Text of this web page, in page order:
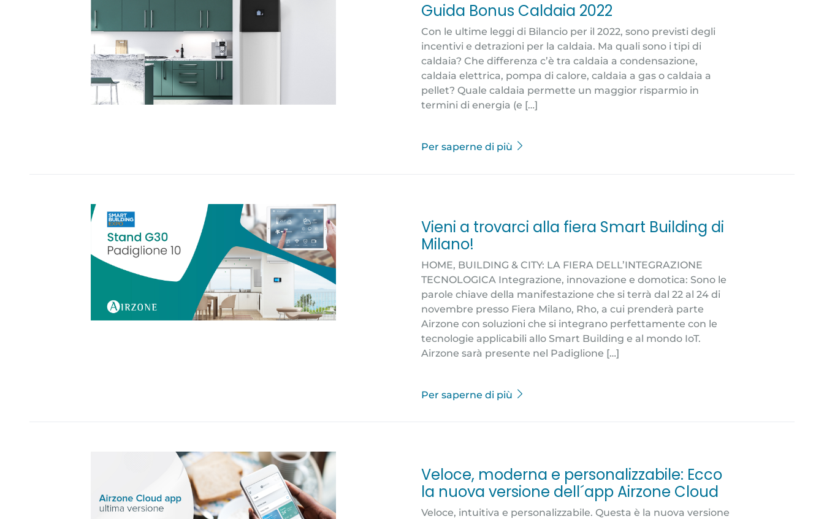
Guida Bonus Caldaia 2022
Con le ultime leggi di Bilancio per il 2022, sono previsti degli
incentivi e detrazioni per la caldaia. Ma quali sono i tipi di
caldaia? Che differenza c’è tra caldaia a condensazione,
caldaia elettrica, pompa di calore, caldaia a gas o caldaia a
pellet? Quale caldaia permette un maggior risparmio in
termini di energia (e […]
Per saperne di più
Vieni a trovarci alla fiera Smart Building di
Milano!
HOME, BUILDING & CITY: LA FIERA DELL’INTEGRAZIONE
TECNOLOGICA Integrazione, innovazione e domotica: Sono le
parole chiave della manifestazione che si terrà dal 22 al 24 di
novembre presso Fiera Milano, Rho, a cui prenderà parte
Airzone con soluzioni che si integrano perfettamente con le
tecnologie applicabili allo Smart Building e al mondo IoT.
Airzone sarà presente nel Padiglione […]
Per saperne di più
Veloce, moderna e personalizzabile: Ecco
la nuova versione dell´app Airzone Cloud
Veloce, intuitiva e personalizzabile. Questa è la nuova versione